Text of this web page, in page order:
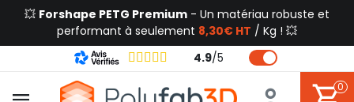
💥 Forshape PETG Premium - Un matériau robuste et
performant à seulement 8,30€ HT / Kg ! 💥
4.9/5
0